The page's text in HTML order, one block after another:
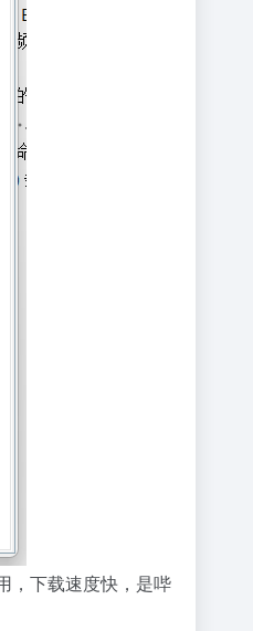
，下载速度快，是哔